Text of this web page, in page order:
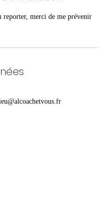
reporter, merci de me prévenir